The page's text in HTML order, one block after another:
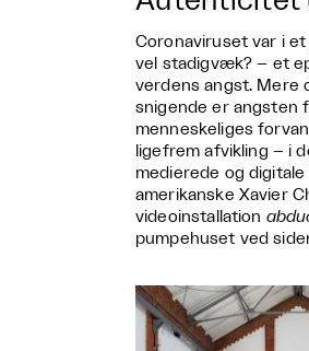
Coronaviruset var i
vel stadigvæk? – et
verdens angst. Mere
snigende er angsten
menneskeliges
ligefrem afvikling – i
medierede og
amerikanske Xavier
videoinstallation
pumpehuset ved